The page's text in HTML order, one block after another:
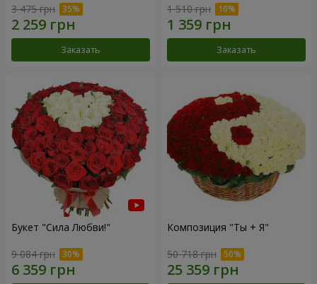
3 475 грн
Заказать
1 510 грн
Заказать
Букет "Сила Любви!"
9 084 грн
Композиция "Ты + Я"
50 718 грн